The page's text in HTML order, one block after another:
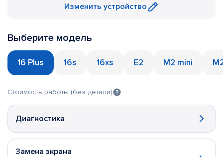
Изменить устройство
Выберите модель
16 Plus 16s 16xs E2 M2 mini
Стоимость работы (без детали)
Диагностика
Замена экрана